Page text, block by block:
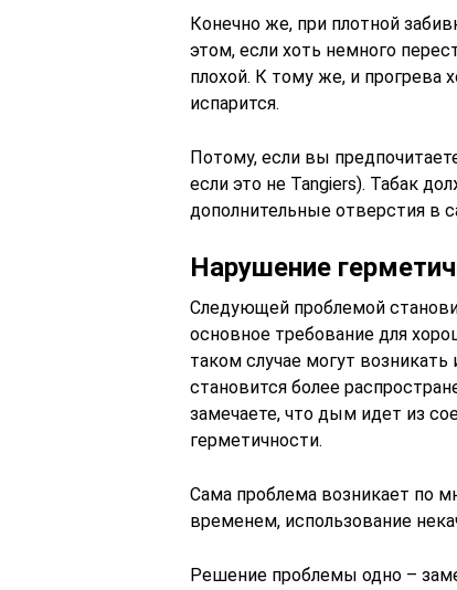
Конечно же, при плотной
этом, если хоть немного
плохой. К тому же, и прогрева
испарится.
Потому, если вы
если это не Tangiers). Табак
дополнительные отверстия в
Нарушение
Следующей проблемой
основное требование для
таком случае могут
становится более
замечаете, что дым идет из
герметичности.
Сама проблема возникает по
временем, использование
Решение проблемы одно –